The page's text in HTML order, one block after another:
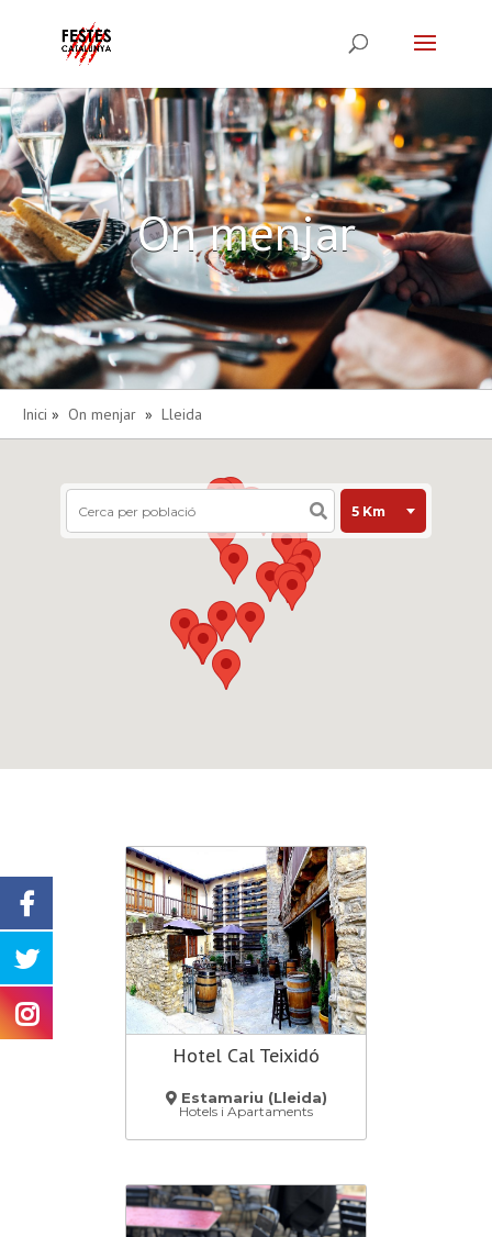
On menjar
Inici » On menjar » Lleida
Hotel Cal Teixidó
Estamariu (Lleida)
Hotels i Apartaments